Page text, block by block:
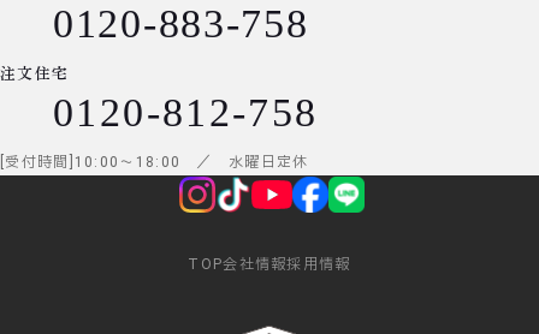
0120-883-758
注文住宅
0120-812-758
受付時間 10:00 ～ 18:00 ／ 水曜日定休
TOP会社情報採用情報